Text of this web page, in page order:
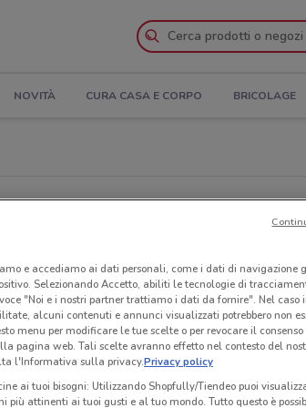
NOVITÀ CURA CASA E CORPO BRICOLAGE
e accediamo ai dati personali, come i dati di navigazione
Selezionando Accetto, abiliti le tecnologie di
"Noi e i nostri partner trattiamo i dati da fornire". Nel caso
alcuni contenuti e annunci visualizzati potrebbero non
menu per modificare le tue scelte o per revocare il
pagina web. Tali scelte avranno effetto nel contesto del
l'Informativa sulla privacy.Privacy policy
ai tuoi bisogni: Utilizzando Shopfully/Tiendeo puoi
più attinenti ai tuoi gusti e al tuo mondo. Tutto questo è